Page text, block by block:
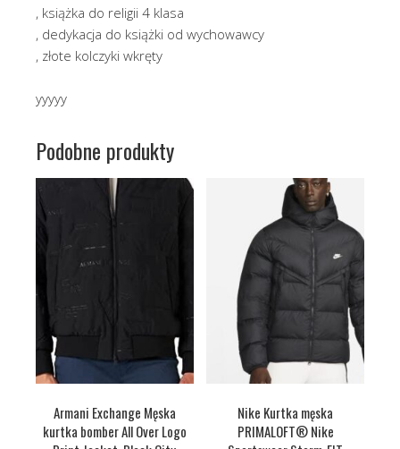
, książka do religii 4 klasa
, dedykacja do książki od wychowawcy
, złote kolczyki wkręty
yyyyy
Podobne produkty
Armani Exchange Męska
kurtka bomber All Over Logo
Nike Kurtka męska
PRIMALOFT® Nike